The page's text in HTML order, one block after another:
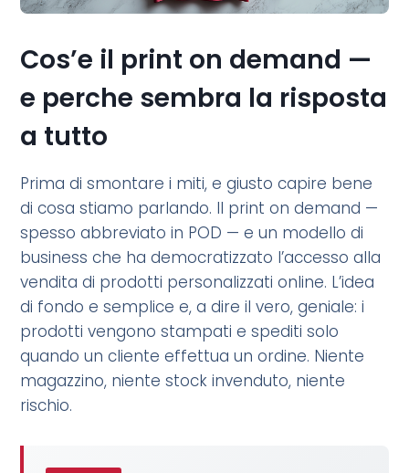
Cos’e il print on demand —
e perche sembra la risposta
a tutto
Prima di smontare i miti, e giusto capire bene
di cosa stiamo parlando. Il print on demand —
spesso abbreviato in POD — e un modello di
business che ha democratizzato l’accesso alla
vendita di prodotti personalizzati online. L’idea
di fondo e semplice e, a dire il vero, geniale: i
prodotti vengono stampati e spediti solo
quando un cliente effettua un ordine. Niente
magazzino, niente stock invenduto, niente
rischio.